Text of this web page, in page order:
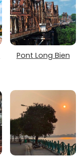
Pont Long Bien